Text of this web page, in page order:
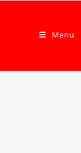
Menu